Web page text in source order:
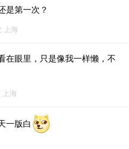
是第一次？
上海
在眼里，只是像我一样懒，不
海
一版白